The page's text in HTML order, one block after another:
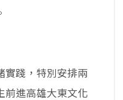
踐，特別安排兩
前進高雄大東文化